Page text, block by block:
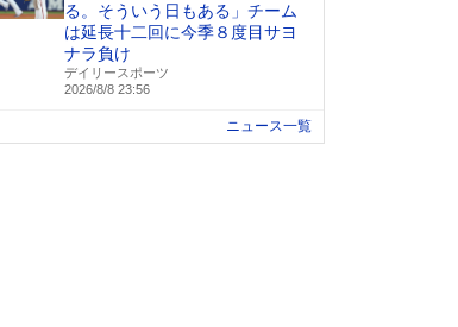
る。そういう日もある」チーム
は延長十二回に今季８度目サヨ
ナラ負け
デイリースポーツ
2026/8/8 23:56
ニュース一覧